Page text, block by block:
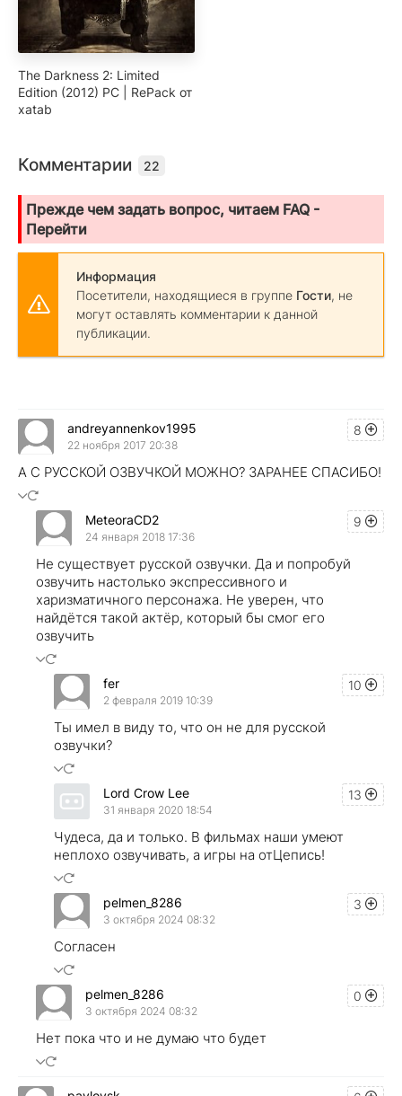
The Darkness 2: Limited
Edition (2012) PC | RePack от
xatab
Комментарии 22
Прежде чем задать вопрос, читаем FAQ -
Перейти
Информация
Посетители, находящиеся в группе Гости, не
могут оставлять комментарии к данной
публикации.
8
andreyannenkov1995
22 ноября 2017 20:38
А С РУССКОЙ ОЗВУЧКОЙ МОЖНО? ЗАРАНЕЕ СПАСИБО!
9
MeteoraCD2
24 января 2018 17:36
Не существует русской озвучки. Да и попробуй
озвучить настолько экспрессивного и
харизматичного персонажа. Не уверен, что
найдётся такой актёр, который бы смог его
озвучить
10
fer
2 февраля 2019 10:39
Ты имел в виду то, что он не для русской
озвучки?
13
Lord Crow Lee
31 января 2020 18:54
Чудеса, да и только. В фильмах наши умеют
неплохо озвучивать, а игры на отЦепись!
3
pelmen_8286
3 октября 2024 08:32
Согласен
0
pelmen_8286
3 октября 2024 08:32
Нет пока что и не думаю что будет